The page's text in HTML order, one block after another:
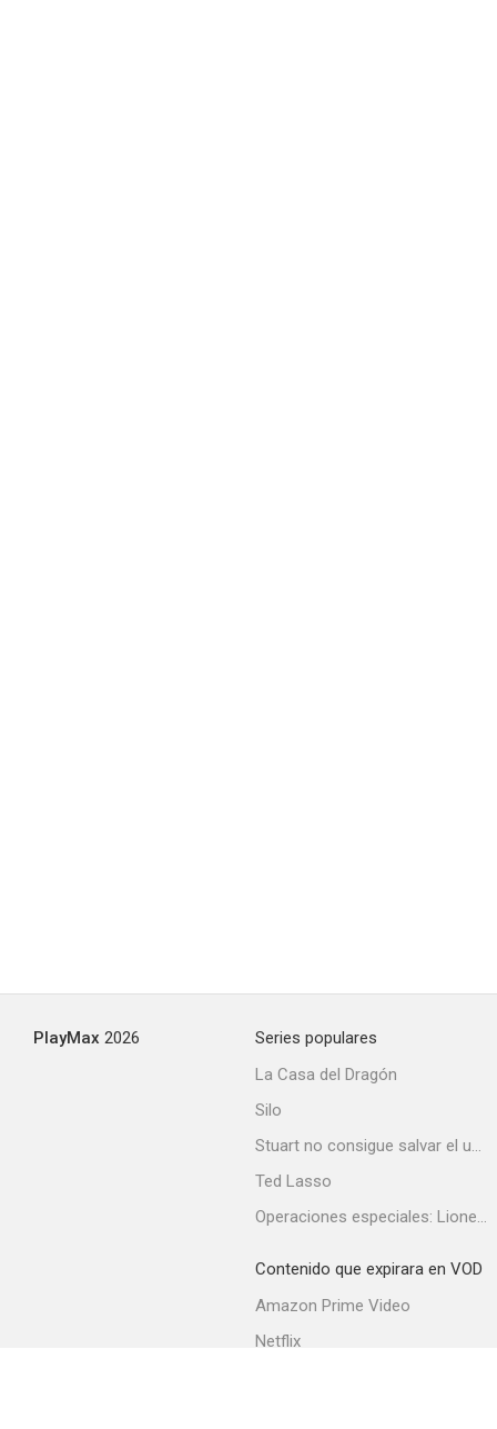
PlayMax 2026
Series populares
La Casa del Dragón
Silo
Stuart no consigue salvar el universo
Ted Lasso
Operaciones especiales: Lioness
Contenido que expirara en VOD
Amazon Prime Video
Netflix